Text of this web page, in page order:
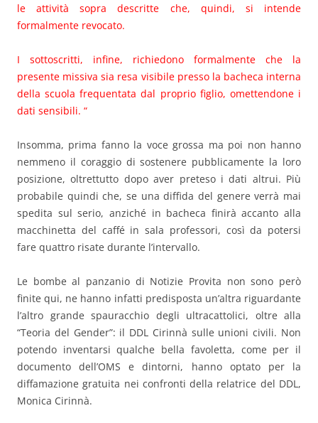
le attività sopra descritte che, quindi, si intende
formalmente revocato.
I sottoscritti, infine, richiedono formalmente che la
presente missiva sia resa visibile presso la bacheca interna
della scuola frequentata dal proprio figlio, omettendone i
dati sensibili. “
Insomma, prima fanno la voce grossa ma poi non hanno
nemmeno il coraggio di sostenere pubblicamente la loro
posizione, oltrettutto dopo aver preteso i dati altrui. Più
probabile quindi che, se una diffida del genere verrà mai
spedita sul serio, anziché in bacheca finirà accanto alla
macchinetta del caffé in sala professori, così da potersi
fare quattro risate durante l’intervallo.
Le bombe al panzanio di Notizie Provita non sono però
finite qui, ne hanno infatti predisposta un’altra riguardante
l’altro grande spauracchio degli ultracattolici, oltre alla
“Teoria del Gender”: il DDL Cirinnà sulle unioni civili. Non
potendo inventarsi qualche bella favoletta, come per il
documento dell’OMS e dintorni, hanno optato per la
diffamazione gratuita nei confronti della relatrice del DDL,
Monica Cirinnà.